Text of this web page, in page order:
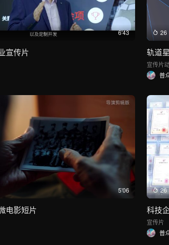
6'43
宣传片
26
轨道
宣传片
普
5'06
电影短片
26
科技
宣传片
普